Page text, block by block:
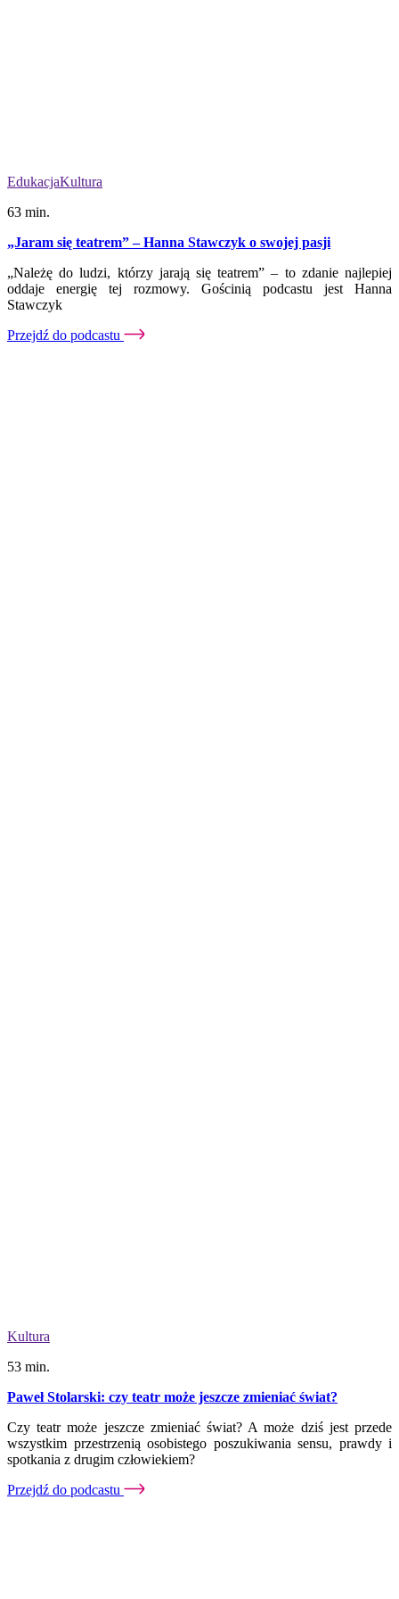
EdukacjaKultura
63 min.
„Jaram się teatrem” – Hanna Stawczyk o swojej pasji
„Należę do ludzi, którzy jarają się teatrem” – to zdanie najlepiej
oddaje energię tej rozmowy. Gościnią podcastu jest Hanna
Stawczyk
Przejdź do podcastu
Kultura
53 min.
Paweł Stolarski: czy teatr może jeszcze zmieniać świat?
Czy teatr może jeszcze zmieniać świat? A może dziś jest przede
wszystkim przestrzenią osobistego poszukiwania sensu, prawdy i
spotkania z drugim człowiekiem?
Przejdź do podcastu